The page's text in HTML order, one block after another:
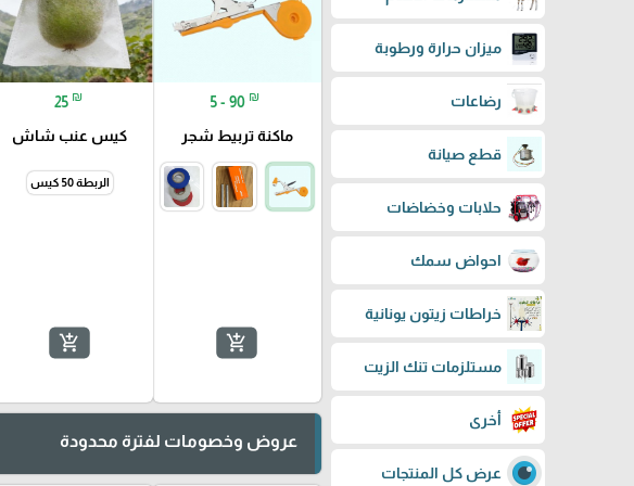
ميزان حرارة ورطوبة
رضاعات
قطع صيانة
حلابات وخضاضات
احواض سمك
خراطات زيتون يونانية
مستلزمات تنك الزيت
أخرى
عرض كل المنتجات
5 - 90 ₪
ماكنة تربيط شجر
add_shopping_cart
25 ₪
كيس عنب شاش
الربطة 50 كيس
add_shopping_cart
عروض وخصومات لفترة محدودة